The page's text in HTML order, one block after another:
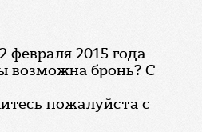
2015 года
возможна бронь? С
пожалуйста с